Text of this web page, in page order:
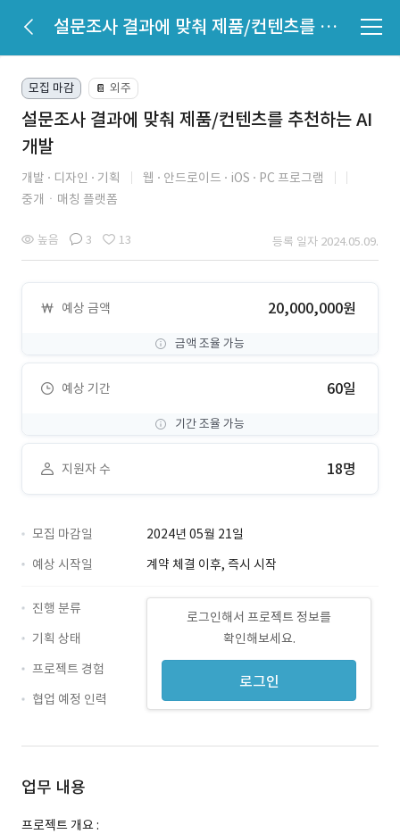
설문조사 결과에 맞춰 제품/컨텐츠를 추천하는 AI 개발
모집 마감 📔 외주
설문조사 결과에 맞춰 제품/컨텐츠를 추천하는 AI
개발
개발 디자인 기획 웹 안드로이드 iOS
PC 프로그램
중개ㆍ매칭 플랫폼
높음 3 13 등록 일자 2024.05.09.
예상 금액 20,000,000원
금액 조율 가능
예상 기간 60일
기간 조율 가능
지원자 수 18명
모집 마감일
2024년 05월 21일
예상 시작일
계약 체결 이후, 즉시 시작
로그인해서 프로젝트 정보를
확인해보세요.
로그인
진행 분류
기획 상태
프로젝트 경험
협업 예정 인력
업무 내용
프로젝트 개요 :